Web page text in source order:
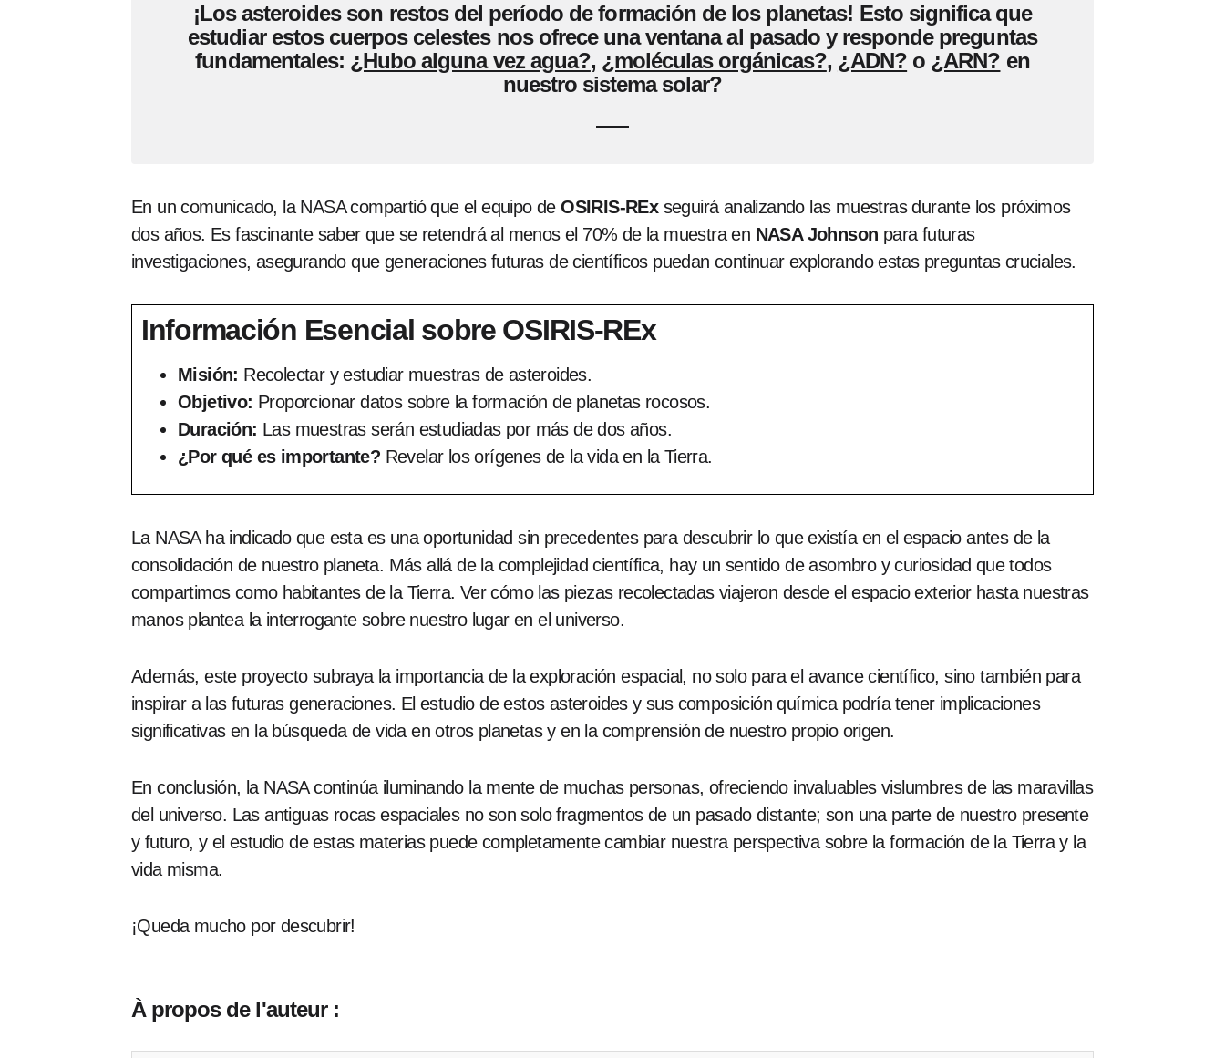
¡Los asteroides son restos del período de formación de los planetas! Esto significa que
estudiar estos cuerpos celestes nos ofrece una ventana al pasado y responde preguntas
fundamentales: ¿Hubo alguna vez agua?, ¿moléculas orgánicas?, ¿ADN? o ¿ARN? en
nuestro sistema solar?
En un comunicado, la NASA compartió que el equipo deOSIRIS-RExseguirá analizando las muestras durante los próximos
dos años. Es fascinante saber que se retendrá al menos el 70% de la muestra en NASA Johnson para futuras
investigaciones, asegurando que generaciones futuras de científicos puedan continuar explorando estas preguntas cruciales.
Información Esencial sobre OSIRIS-REx
Misión: Recolectar y estudiar muestras de asteroides.
Objetivo: Proporcionar datos sobre la formación de planetas rocosos.
Duración: Las muestras serán estudiadas por más de dos años.
¿Por qué es importante? Revelar los orígenes de la vida en la Tierra.
La NASA ha indicado que esta es una oportunidad sin precedentes para descubrir lo que existía en el espacio antes de la
consolidación de nuestro planeta. Más allá de la complejidad científica, hay un sentido de asombro y curiosidad que todos
compartimos como habitantes de la Tierra. Ver cómo las piezas recolectadas viajeron desde el espacio exterior hasta nuestras
manos plantea la interrogante sobre nuestro lugar en el universo.
Además, este proyecto subraya la importancia de la exploración espacial, no solo para el avance científico, sino también para
inspirar a las futuras generaciones. El estudio de estos asteroides y sus composición química podría tener implicaciones
significativas en la búsqueda de vida en otros planetas y en la comprensión de nuestro propio origen.
En conclusión, la NASA continúa iluminando la mente de muchas personas, ofreciendo invaluables vislumbres de las maravillas
del universo. Las antiguas rocas espaciales no son solo fragmentos de un pasado distante; son una parte de nuestro presente
y futuro, y el estudio de estas materias puede completamente cambiar nuestra perspectiva sobre la formación de la Tierra y la
vida misma.
¡Queda mucho por descubrir!
À propos de l'auteur :